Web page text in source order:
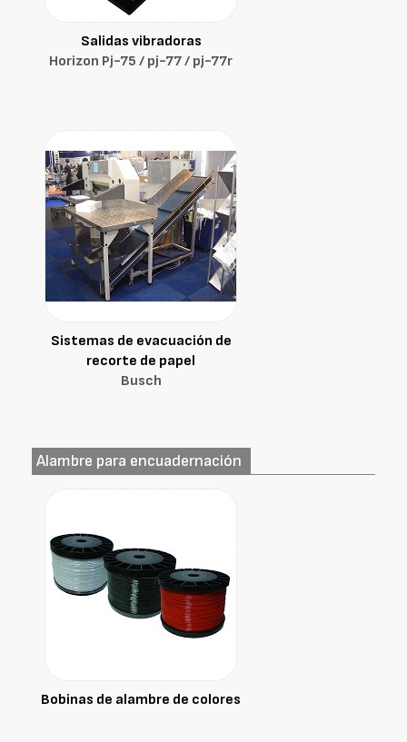
Salidas vibradoras
Horizon Pj-75 / pj-77 / pj-77r
Sistemas de evacuación de
recorte de papel
Busch
Alambre para encuadernación
Bobinas de alambre de colores